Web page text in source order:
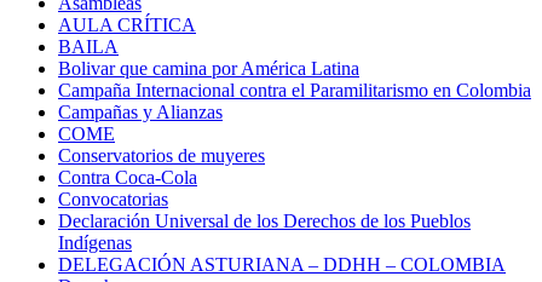
AULA CRÍTICA
BAILA
Bolivar que camina por América Latina
Campaña Internacional contra el Paramilitarismo en Colombia
Campañas y Alianzas
COME
Conservatorios de muyeres
Contra Coca-Cola
Convocatorias
Declaración Universal de los Derechos de los Pueblos
Indígenas
DELEGACIÓN ASTURIANA – DDHH – COLOMBIA